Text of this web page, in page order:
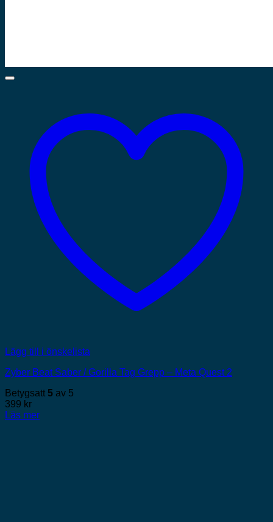
Lägg till i önskelista
Zyber Beat Saber / Gorilla Tag Grepp – Meta Quest 2
Betygsatt 5 av 5
399 kr
Läs mer